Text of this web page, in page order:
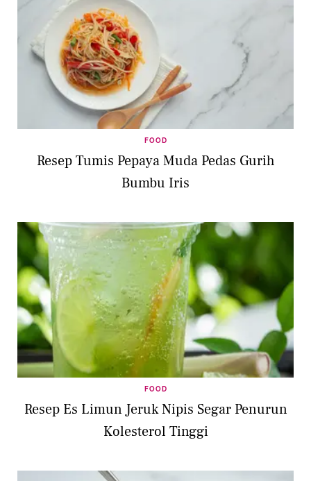
FOOD
Resep Tumis Pepaya Muda Pedas Gurih
Bumbu Iris
FOOD
Resep Es Limun Jeruk Nipis Segar Penurun
Kolesterol Tinggi